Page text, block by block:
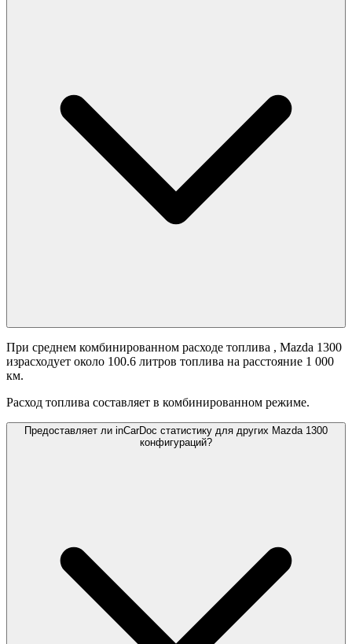
При среднем комбинированном расходе топлива , Mazda 1300
израсходует около 100.6 литров топлива на расстояние 1 000
км.
Расход топлива составляет в комбинированном режиме.
Предоставляет ли inCarDoc статистику для других Mazda 1300
конфигураций?